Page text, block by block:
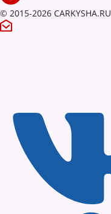
© 2015-2026 CARKYSHA.RU